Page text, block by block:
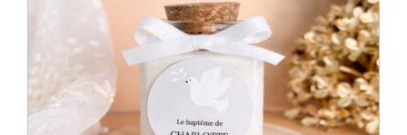
être
choisies
sur
la